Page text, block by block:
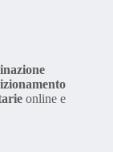
online e